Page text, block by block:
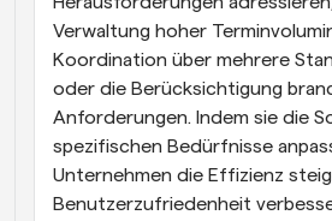
Verwaltung hoher
Koordination über mehrere
oder die Berücksichtigung
Anforderungen. Indem sie die
spezifischen Bedürfnisse
Unternehmen die Effizienz
Benutzerzufriedenheit